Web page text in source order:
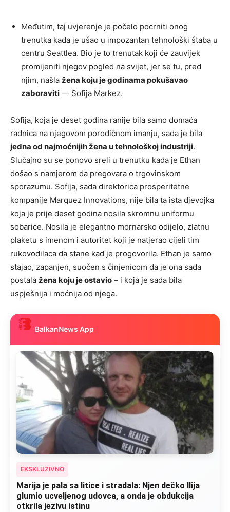
Međutim, taj uvjerenje je počelo pocrniti onog
trenutka kada je ušao u impozantan tehnološki štaba u
centru Seattlea. Bio je to trenutak koji će zauvijek
promijeniti njegov pogled na svijet, jer se tu, pred
njim, našla žena koju je godinama pokušavao
zaboraviti — Sofija Markez.
Sofija, koja je deset godina ranije bila samo domaća
radnica na njegovom porodičnom imanju, sada je bila
jedna od najmoćnijih žena u tehnološkoj industriji.
Slučajno su se ponovo sreli u trenutku kada je Ethan
došao s namjerom da pregovara o trgovinskom
sporazumu. Sofija, sada direktorica prosperitetne
kompanije Marquez Innovations, nije bila ta ista djevojka
koja je prije deset godina nosila skromnu uniformu
sobarice. Nosila je elegantno mornarsko odijelo, zlatnu
plaketu s imenom i autoritet koji je natjerao cijeli tim
rukovodilaca da stane kad je progovorila. Ethan je samo
stajao, zapanjen, suočen s činjenicom da je ona sada
postala žena koju je ostavio – i koja je sada bila
uspješnija i moćnija od njega.
BalkanNews App
EKSKLUZIVNO
Marija je pala sa litice i stradala: Njen dečko Ilija
glumio ucveljenog udovca, a onda je obdukcija
otkrila jezivu istinu